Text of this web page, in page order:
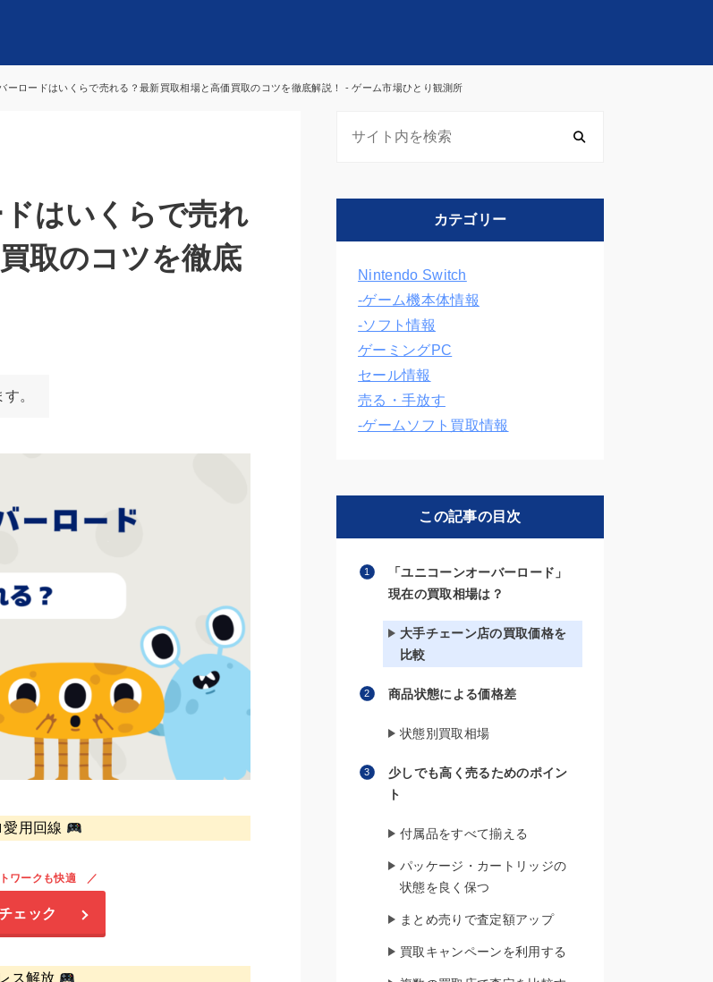
ーロードはいくらで売れる？最新買取相場と高価買取のコツを徹底解説！ - ゲーム市場ひとり観測所
はいくらで売れ
取のコツを徹底
。
用回線
ワークも快適
ェック
ス解放
カテゴリー
Nintendo Switch
-ゲーム機本体情報
-ソフト情報
ゲーミングPC
セール情報
売る・手放す
-ゲームソフト買取情報
この記事の目次
「ユニコーンオーバーロード」
現在の買取相場は？
大手チェーン店の買取価格を
比較
商品状態による価格差
状態別買取相場
少しでも高く売るためのポイン
ト
付属品をすべて揃える
パッケージ・カートリッジの
状態を良く保つ
まとめ売りで査定額アップ
買取キャンペーンを利用する